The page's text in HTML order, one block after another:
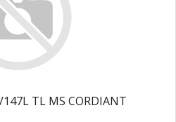
TL MS CORDIANT